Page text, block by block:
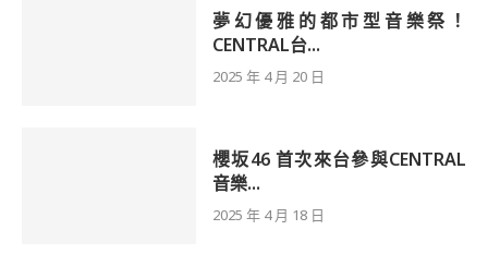
夢幻優雅的都市型音樂祭！
CENTRAL台...
2025 年 4 月 20 日
櫻坂46 首次來台參與CENTRAL
音樂...
2025 年 4 月 18 日